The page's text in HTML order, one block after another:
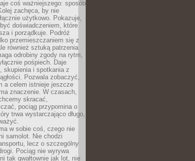
coś ważniejszego: sposób
zachęca, by nie
użytkowo. Pokazuje,
doświadczeniem, które
i porządkuje. Podróż
przemieszczaniem się z
również sztuką patrzenia
odrobiny zgody na rytm,
pośpiech. Daje
skupienia i spotkania z
Pozwala zobaczyć,
a celem istnieje jeszcze
znaczenie. W czasach,
skracać,
pociąg przypomina o
trwa wystarczająco długo,
w sobie coś, czego nie
samolot. Nie chodzi
lecz o szczególny
Pociąg nie wyrywa
tak gwałtownie jak lot, nie